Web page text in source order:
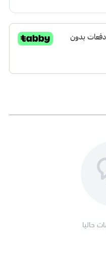
في الجمال، فهي تحتفظ برونقها
يجعلها هدية مثالية
في الرياض.
حاليا